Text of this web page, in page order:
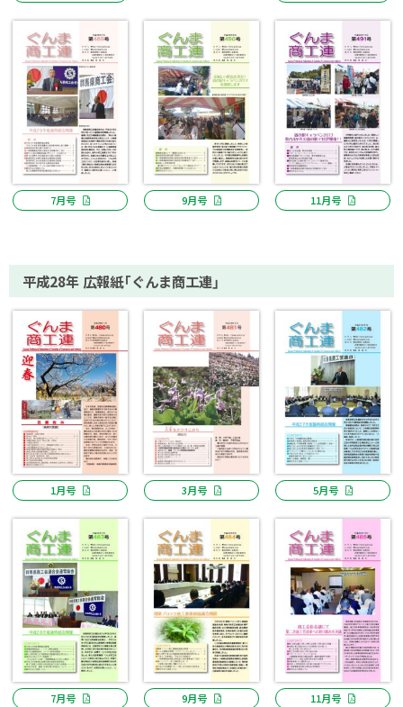
7月号 9月号 11月号
平成28年 広報紙「ぐんま商工連」
1月号 3月号 5月号
7月号 9月号 11月号